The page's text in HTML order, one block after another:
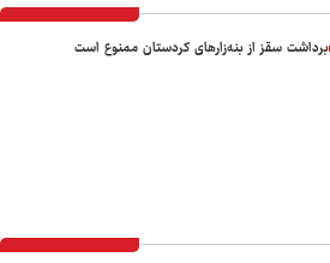
برداشت سقز از بنه‌زارهای کردستان ممنوع است